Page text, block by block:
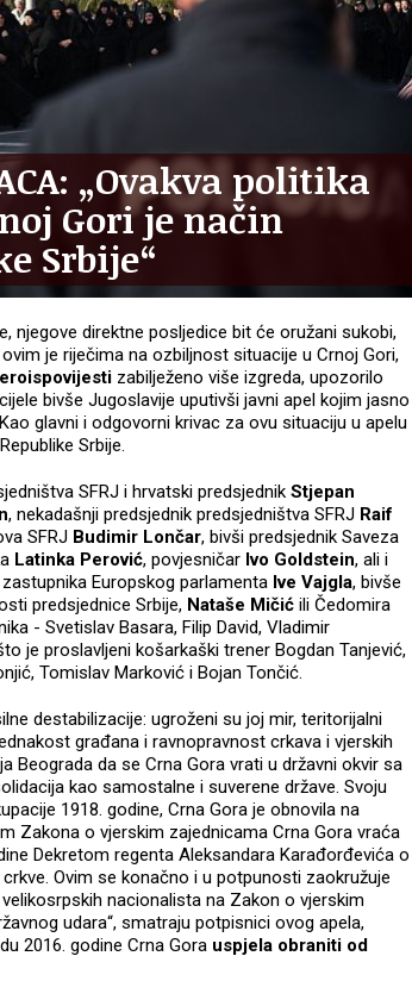
„Ovakva politika
Gori je način
Srbije“
njegove direktne posljedice bit će oružani sukobi,
je riječima na ozbiljnost situacije u Crnoj Gori,
zabilježeno više izgreda, upozorilo
bivše Jugoslavije uputivši javni apel kojim jasno
glavni i odgovorni krivac za ovu situaciju u apelu
Srbije.
SFRJ i hrvatski predsjednik Stjepan
, nekadašnji predsjednik predsjedništva SFRJ Raif
SFRJ Budimir Lončar, bivši predsjednik Saveza
Latinka Perović, povjesničar Ivo Goldstein, ali i
Europskog parlamenta Ive Vajgla, bivše
predsjednice Srbije, Nataše Mičić ili Čedomira
- Svetislav Basara, Filip David, Vladimir
je proslavljeni košarkaški trener Bogdan Tanjević,
Tomislav Marković i Bojan Tončić.
destabilizacije: ugroženi su joj mir, teritorijalni
građana i ravnopravnost crkava i vjerskih
Beograda da se Crna Gora vrati u državni okvir sa
kao samostalne i suverene države. Svoju
1918. godine, Crna Gora je obnovila na
Zakona o vjerskim zajednicama Crna Gora vraća
Dekretom regenta Aleksandara Karađorđevića o
Ovim se konačno i u potpunosti zaokružuje
nacionalista na Zakon o vjerskim
udara“, smatraju potpisnici ovog apela,
2016. godine Crna Gora uspjela obraniti od